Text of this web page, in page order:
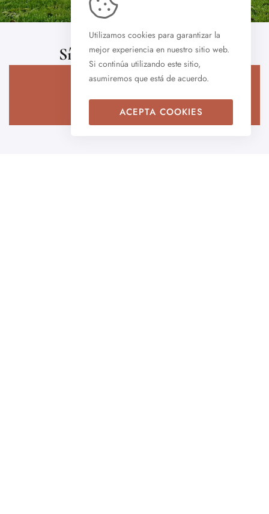
Síguenos enInstagram
Instagram
Utilizamos cookies para garantizar la
mejor experiencia en nuestro sitio web.
Si continúa utilizando este sitio,
asumiremos que está de acuerdo.
ACEPTA COOKIES